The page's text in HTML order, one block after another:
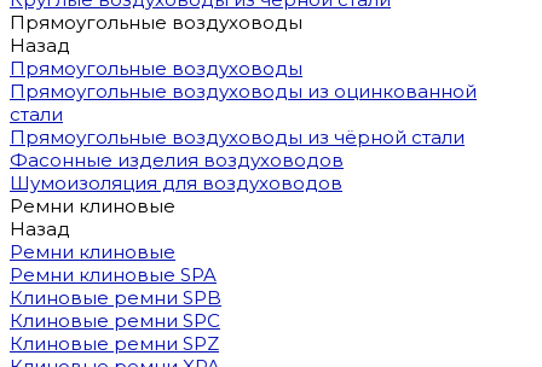
Прямоугольные воздуховоды
Назад
Прямоугольные воздуховоды
Прямоугольные воздуховоды из оцинкованной
стали
Прямоугольные воздуховоды из чёрной стали
Фасонные изделия воздуховодов
Шумоизоляция для воздуховодов
Ремни клиновые
Назад
Ремни клиновые
Ремни клиновые SPA
Клиновые ремни SPB
Клиновые ремни SPC
Клиновые ремни SPZ